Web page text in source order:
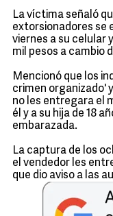
La víctima señaló
extorsionadores se
viernes a su celular
mil pesos a cambio
Mencionó que los
crimen organizado'
no les entregara el
él y a su hija de 18
embarazada.
La captura de los
el vendedor les
que dio aviso a las